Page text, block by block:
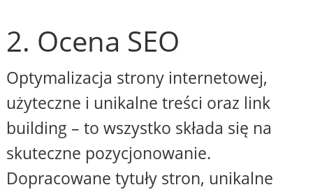
2. Ocena SEO
Optymalizacja strony internetowej,
użyteczne i unikalne treści oraz link
building – to wszystko składa się na
skuteczne pozycjonowanie.
Dopracowane tytuły stron, unikalne